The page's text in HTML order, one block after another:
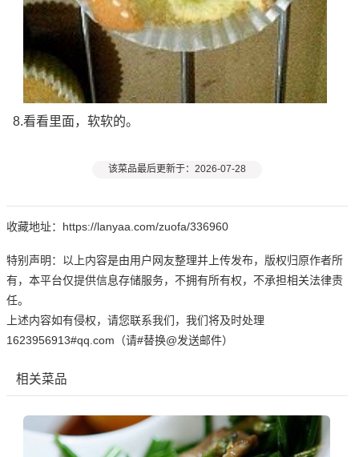
8.看看里面，软软的。
该菜品最后更新于：2026-07-28
收藏地址：https://lanyaa.com/zuofa/336960
特别声明：以上内容是由用户网友整理并上传发布，版权归原作者所
有，本平台仅提供信息存储服务，不拥有所有权，不承担相关法律责
任。
上述内容如有侵权，请您联系我们，我们将及时处理
1623956913#qq.com（请#替换@发送邮件）
相关菜品